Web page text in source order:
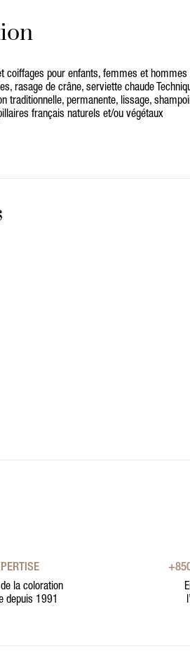
coiffages pour enfants, femmes et hommes
rasage de crâne, serviette chaude
traditionnelle, permanente, lissage,
français naturels et/ou végétaux
la coloration
depuis 1991